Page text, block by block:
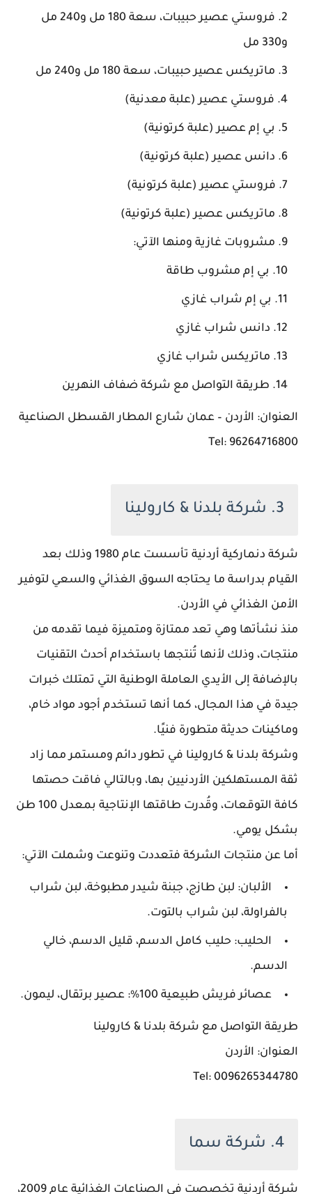
فروستي عصير حبيبات، سعة 180 مل و240 مل
و330 مل
ماتريكس عصير حبيبات، سعة 180 مل و240 مل
فروستي عصير (علبة معدنية)
بي إم عصير (علبة كرتونية)
دانس عصير (علبة كرتونية)
فروستي عصير (علبة كرتونية)
ماتريكس عصير (علبة كرتونية)
مشروبات غازية ومنها الآتي:
بي إم مشروب طاقة
بي إم شراب غازي
دانس شراب غازي
ماتريكس شراب غازي
طريقة التواصل مع شركة ضفاف النهرين
العنوان: الأردن – عمان شارع المطار القسطل الصناعية
Tel: 96264716800
3. شركة بلدنا & كارولينا
شركة دنماركية أردنية تأسست عام 1980 وذلك بعد
القيام بدراسة ما يحتاجه السوق الغذائي والسعي لتوفير
الأمن الغذائي في الأردن.
منذ نشأتها وهي تعد ممتازة ومتميزة فيما تقدمه من
منتجات، وذلك لأنها تُنتجها باستخدام أحدث التقنيات
بالإضافة إلى الأيدي العاملة الوطنية التي تمتلك خبرات
جيدة في هذا المجال، كما أنها تستخدم أجود مواد خام،
وماكينات حديثة متطورة فنيًا.
وشركة بلدنا & كارولينا في تطور دائم ومستمر مما زاد
ثقة المستهلكين الأردنيين بها، وبالتالي فاقت حصتها
كافة التوقعات، وقُدرت طاقتها الإنتاجية بمعدل 100 طن
بشكل يومي.
أما عن منتجات الشركة فتعددت وتنوعت وشملت الآتي:
الألبان: لبن طازج، جبنة شيدر مطبوخة، لبن شراب
بالفراولة، لبن شراب بالتوت.
الحليب: حليب كامل الدسم، قليل الدسم، خالي
الدسم.
عصائر فريش طبيعية 100%: عصير برتقال، ليمون.
طريقة التواصل مع شركة بلدنا & كارولينا
العنوان: الأردن
Tel: 0096265344780
4. شركة سما
شركة أردنية تخصصت في الصناعات الغذائية عام 2009،